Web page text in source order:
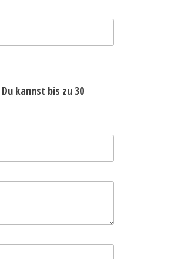
Du kannst bis zu 30